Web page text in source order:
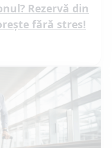
Rezervă din
fără stres!